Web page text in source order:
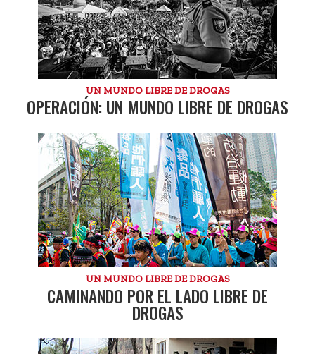
UN MUNDO LIBRE DE DROGAS
OPERACIÓN: UN MUNDO LIBRE DE DROGAS
UN MUNDO LIBRE DE DROGAS
CAMINANDO POR EL LADO LIBRE DE
DROGAS